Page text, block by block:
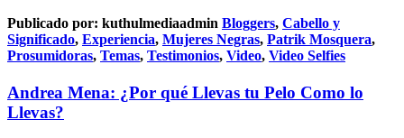
Publicado por: kuthulmediaadmin Bloggers, Cabello y
Significado, Experiencia, Mujeres Negras, Patrik Mosquera,
Prosumidoras, Temas, Testimonios, Video, Video Selfies
Andrea Mena: ¿Por qué Llevas tu Pelo Como lo
Llevas?